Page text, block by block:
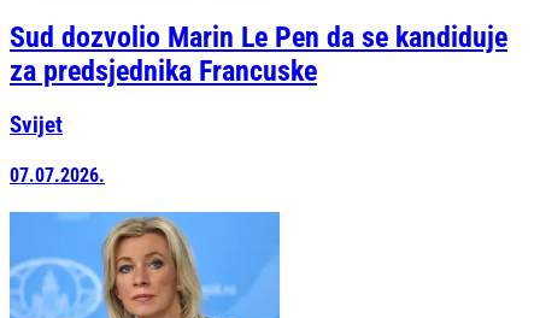
Sud dozvolio Marin Le Pen da se kandiduje
za predsjednika Francuske
Svijet
07.07.2026.